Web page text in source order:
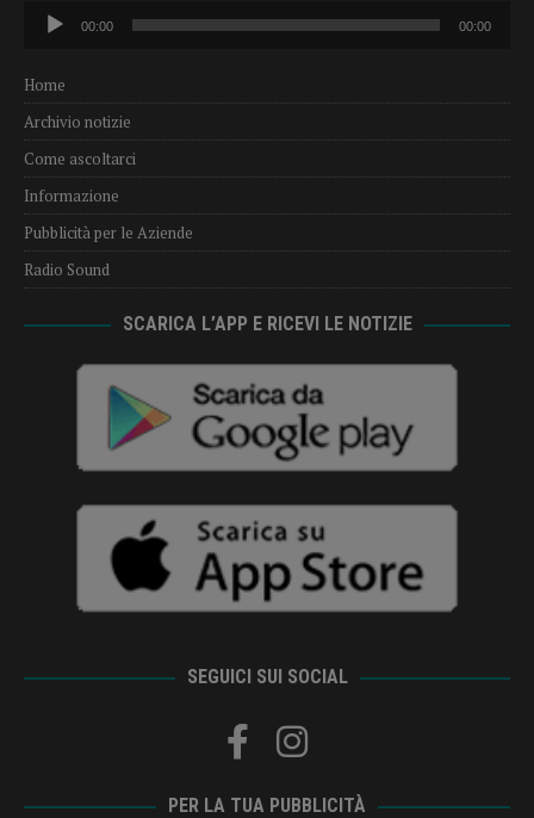
Audio
Player
00:00 00:00
Home
Archivio notizie
Come ascoltarci
Informazione
Pubblicità per le Aziende
Radio Sound
SCARICA L’APP E RICEVI LE NOTIZIE
SEGUICI SUI SOCIAL
PER LA TUA PUBBLICITÀ